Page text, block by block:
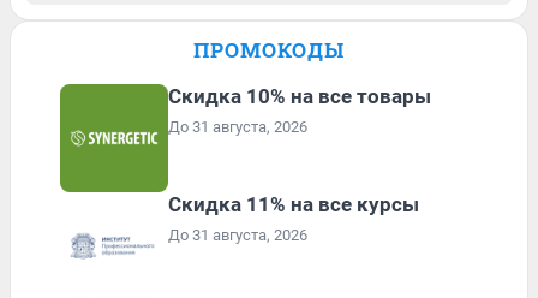
ПРОМОКОДЫ
Скидка 10% на все товары
До 31 августа, 2026
Скидка 11% на все курсы
До 31 августа, 2026